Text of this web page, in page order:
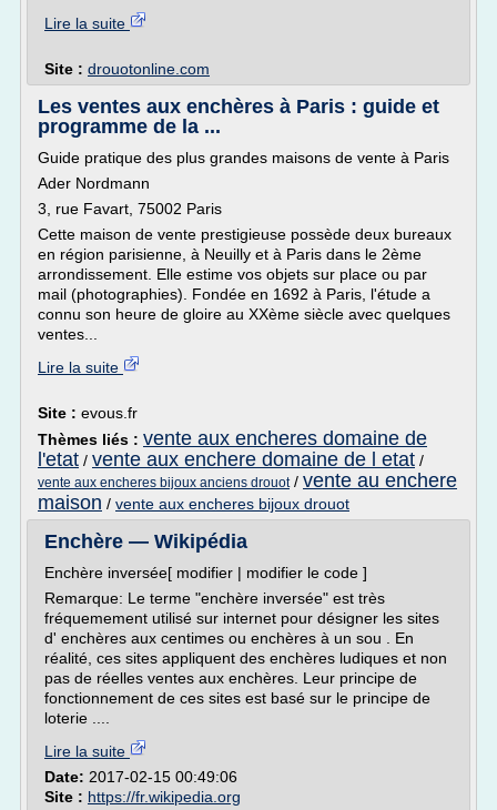
Lire la suite
Site : drouotonline.com
Les ventes aux enchères à Paris : guide et
programme de la ...
Guide pratique des plus grandes maisons de vente à Paris
Ader Nordmann
3, rue Favart, 75002 Paris
Cette maison de vente prestigieuse possède deux bureaux
en région parisienne, à Neuilly et à Paris dans le 2ème
arrondissement. Elle estime vos objets sur place ou par
mail (photographies). Fondée en 1692 à Paris, l'étude a
connu son heure de gloire au XXème siècle avec quelques
ventes...
Lire la suite
Site : evous.fr
Thèmes liés : vente aux encheres domaine de
l'etat / vente aux enchere domaine de l etat /
vente aux encheres bijoux anciens drouot/ vente au enchere
maison / vente aux encheres bijoux drouot
Enchère — Wikipédia
Enchère inversée[ modifier | modifier le code ]
Remarque: Le terme "enchère inversée" est très
fréquemement utilisé sur internet pour désigner les sites
d' enchères aux centimes ou enchères à un sou . En
réalité, ces sites appliquent des enchères ludiques et non
pas de réelles ventes aux enchères. Leur principe de
fonctionnement de ces sites est basé sur le principe de
loterie ....
Lire la suite
Date: 2017-02-15 00:49:06
Site : https://fr.wikipedia.org